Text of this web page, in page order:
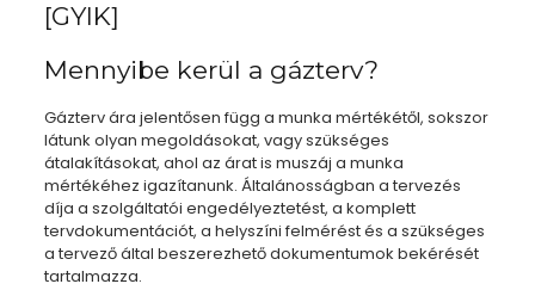
[GYIK]
Mennyibe kerül a gázterv?
Gázterv ára jelentősen függ a munka mértékétől, sokszor
látunk olyan megoldásokat, vagy szükséges
átalakításokat, ahol az árat is muszáj a munka
mértékéhez igazítanunk. Általánosságban a tervezés
díja a szolgáltatói engedélyeztetést, a komplett
tervdokumentációt, a helyszíni felmérést és a szükséges
a tervező által beszerezhető dokumentumok bekérését
tartalmazza.